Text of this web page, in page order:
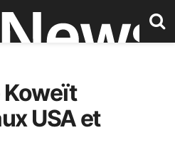
Koweït
USA et